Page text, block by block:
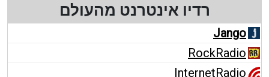
רדיו אינטרנט מהעולם
Jango
RockRadio
InternetRadio